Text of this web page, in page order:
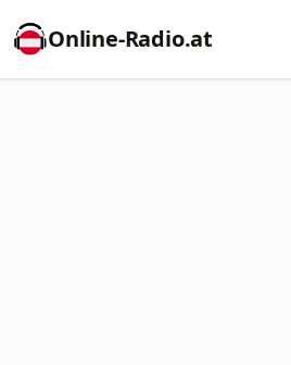
Online‑Radio.at